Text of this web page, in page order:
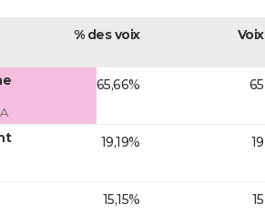
% des voix Voix
65,66% 65
19,19% 19
15,15% 15